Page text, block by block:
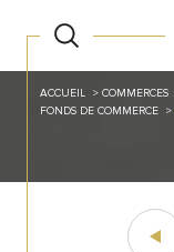
ACCUEIL COMMERCES
FONDS DE COMMERCE